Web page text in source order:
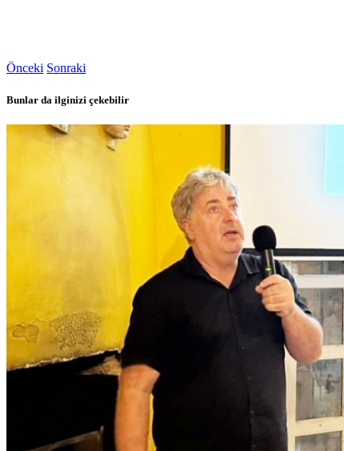
Önceki Sonraki
Bunlar da ilginizi çekebilir